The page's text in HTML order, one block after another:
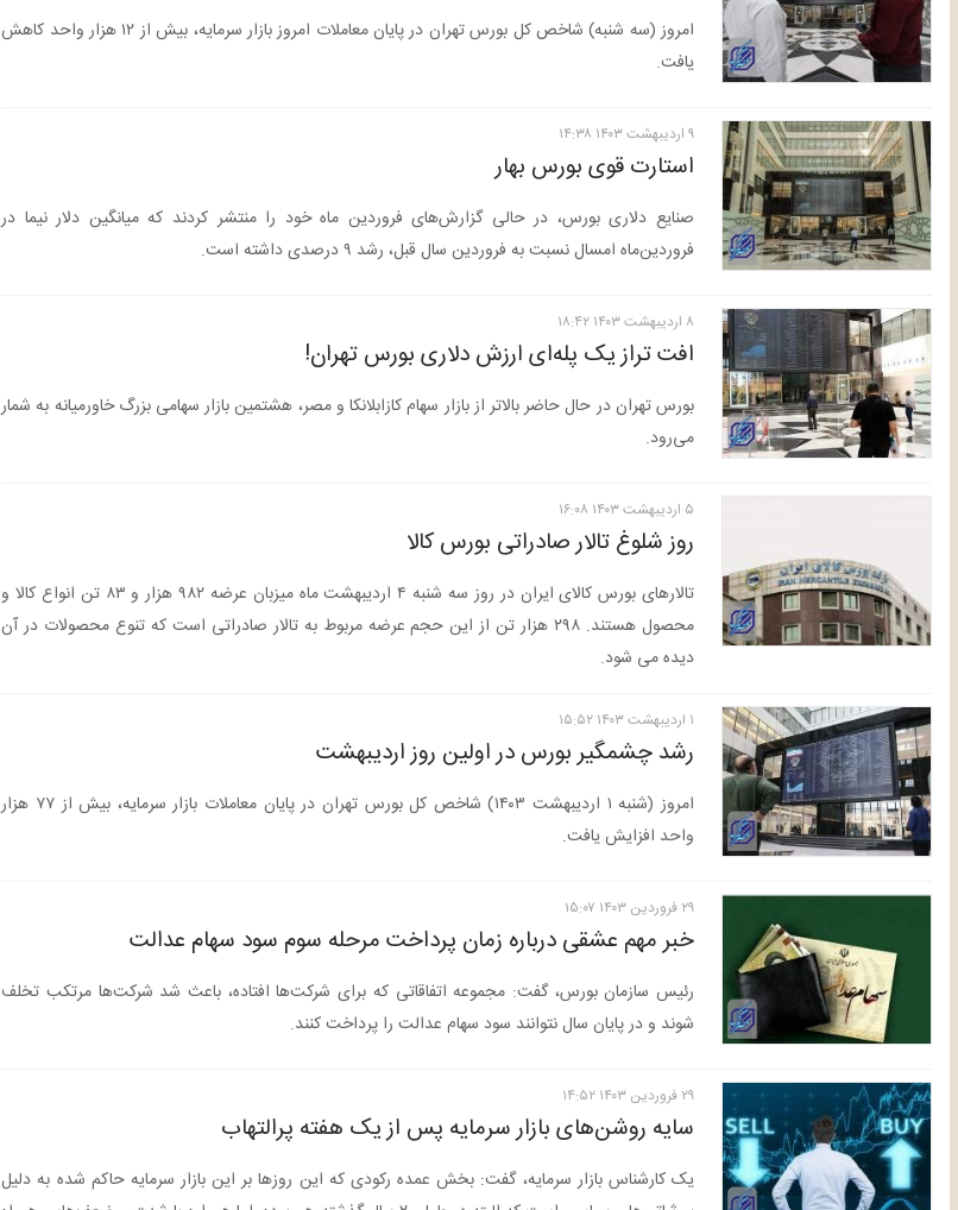
امروز (سه شنبه) شاخص کل بورس تهران در پایان معاملات امروز بازار سرمایه، بیش از ۱۲ هزار واحد کاهش
یافت.
۹ ارديبهشت ۱۴۰۳ ۱۴:۳۸
استارت قوی بورس بهار
صنایع دلاری بورس، در حالی گزارش‌های فروردین ماه خود را منتشر کردند که میانگین دلار نیما در
فروردین‌ماه امسال نسبت به فروردین سال قبل، رشد ۹ درصدی داشته است.
۸ ارديبهشت ۱۴۰۳ ۱۸:۴۲
افت تراز یک پله‌ای ارزش دلاری بورس تهران!
بورس تهران در حال حاضر بالاتر از بازار سهام کازابلانکا و مصر، هشتمین بازار سهامی بزرگ خاورمیانه به شمار
می‌رود.
۵ ارديبهشت ۱۴۰۳ ۱۶:۰۸
روز شلوغ تالار صادراتی بورس کالا
تالارهای بورس کالای ایران در روز سه شنبه ۴ اردیبهشت ماه میزبان عرضه ۹۸۲ هزار و ۸۳ تن انواع کالا و
محصول هستند. ۲۹۸ هزار تن از این حجم عرضه مربوط به تالار صادراتی است که تنوع محصولات در آن
دیده می شود.
۱ ارديبهشت ۱۴۰۳ ۱۵:۵۲
رشد چشمگیر بورس در اولین روز اردیبهشت
امروز (شنبه ۱ اردیبهشت ۱۴۰۳) شاخص کل بورس تهران در پایان معاملات بازار سرمایه، بیش از ۷۷ هزار
واحد افزایش یافت.
۲۹ فروردين ۱۴۰۳ ۱۵:۰۷
خبر مهم عشقی درباره زمان پرداخت مرحله سوم سود سهام عدالت
رئیس سازمان بورس، گفت: مجموعه اتفاقاتی که برای شرکت‌ها افتاده، باعث شد شرکت‌ها مرتکب تخلف
شوند و در پایان سال نتوانند سود سهام عدالت را پرداخت کنند.
۲۹ فروردين ۱۴۰۳ ۱۴:۵۲
سایه روشن‌های بازار سرمایه پس از یک هفته پرالتهاب
یک کارشناس بازار سرمایه، گفت: بخش عمده رکودی که این روز‌ها بر این بازار سرمایه حاکم شده به دلیل